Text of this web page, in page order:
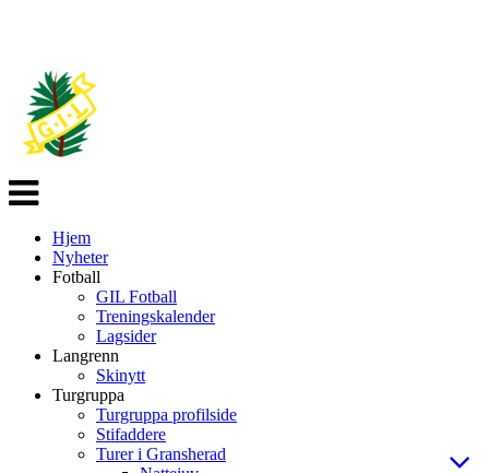
Veksle
navigasjon
Hjem
Nyheter
Fotball
GIL Fotball
Treningskalender
Lagsider
Langrenn
Skinytt
Turgruppa
Turgruppa profilside
Stifaddere
Turer i Gransherad